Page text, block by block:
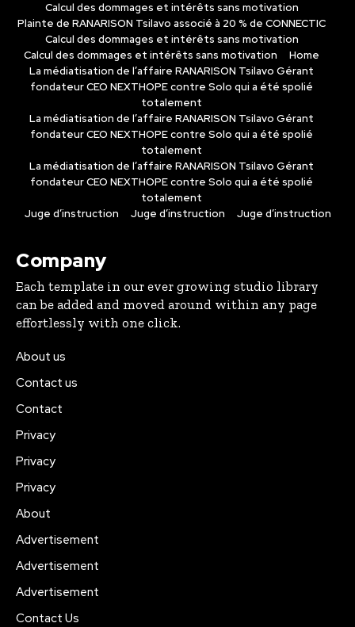
Calcul des dommages et intérêts sans motivation
Plainte de RANARISON Tsilavo associé à 20 % de CONNECTIC
Calcul des dommages et intérêts sans motivation
Calcul des dommages et intérêts sans motivation
Home
La médiatisation de l’affaire RANARISON Tsilavo Gérant
fondateur CEO NEXTHOPE contre Solo qui a été spolié
totalement
La médiatisation de l’affaire RANARISON Tsilavo Gérant
fondateur CEO NEXTHOPE contre Solo qui a été spolié
totalement
La médiatisation de l’affaire RANARISON Tsilavo Gérant
fondateur CEO NEXTHOPE contre Solo qui a été spolié
totalement
Juge d’instruction
Juge d’instruction Juge d’instruction
Company
Each template in our ever growing studio library
can be added and moved around within any page
effortlessly with one click.
About us
Contact us
Contact
Privacy
Privacy
Privacy
About
Advertisement
Advertisement
Advertisement
Contact Us